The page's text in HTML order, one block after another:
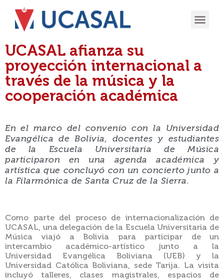
UCASAL afianza su
proyección internacional a
través de la música y la
cooperación académica
En el marco del convenio con la Universidad
Evangélica de Bolivia, docentes y estudiantes
de la Escuela Universitaria de Música
participaron en una agenda académica y
artística que concluyó con un concierto junto a
la Filarmónica de Santa Cruz de la Sierra.
Como parte del proceso de internacionalización de
UCASAL, una delegación de la Escuela Universitaria de
Música viajó a Bolivia para participar de un
intercambio académico-artístico junto a la
Universidad Evangélica Boliviana (UEB) y la
Universidad Católica Boliviana, sede Tarija. La visita
incluyó talleres, clases magistrales, espacios de